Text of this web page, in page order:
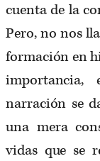
cuenta de la
Pero, no nos
formación en
narración se
una mera
vidas que se